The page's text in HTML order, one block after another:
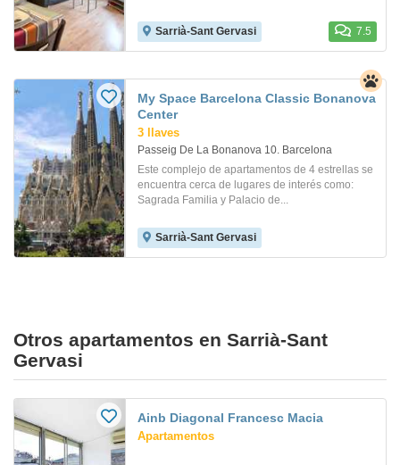
Sarrià-Sant Gervasi 7.5
My Space Barcelona Classic Bonanova
Center
3 llaves
Passeig De La Bonanova 10. Barcelona
Este complejo de apartamentos de 4 estrellas se
encuentra cerca de lugares de interés como:
Sagrada Familia y Palacio de...
Sarrià-Sant Gervasi
Otros apartamentos en Sarrià-Sant
Gervasi
Ainb Diagonal Francesc Macia
Apartamentos